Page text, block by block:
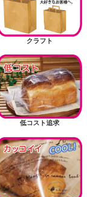
クラフト
低コスト追求